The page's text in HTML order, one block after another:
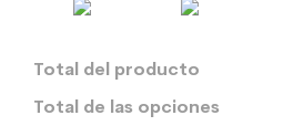
Total del producto
Total de las opciones